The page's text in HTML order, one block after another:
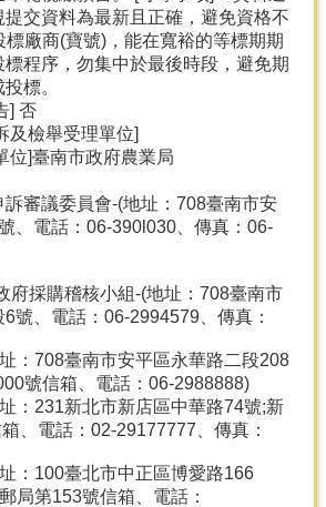
交資料為最新且正確，避免資格不
標廠商(寶號)，能在寬裕的等標期期
標程序，勿集中於最後時段，避免期
標。
] 否
及檢舉受理單位]
位]臺南市政府農業局
審議委員會-(地址：708臺南市安
、電話：06-390l030、傳真：06-
府採購稽核小組-(地址：708臺南市
號、電話：06-2994579、傳真：
：708臺南市安平區永華路二段208
號信箱、電話：06-2988888)
：231新北市新店區中華路74號;新
、電話：02-29177777、傳真：
：100臺北市中正區博愛路166
局第153號信箱、電話：